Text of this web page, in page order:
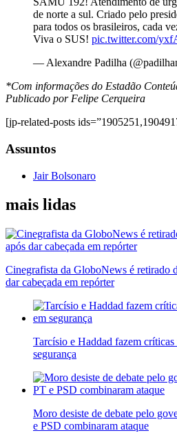
de norte a sul. Criado pelo
para todos os brasileiros, cada
Viva o SUS! pic.twitter.com/
— Alexandre Padilha
*Com informações do Estadão
Publicado por Felipe Cerqueira
[jp-related-posts
Assuntos
Jair Bolsonaro
mais lidas
Cinegrafista da GloboNews é retirado
dar cabeçada em repórter
Tarcísio e Haddad fazem críticas
segurança
Moro desiste de debate pelo
e PSD combinaram ataque